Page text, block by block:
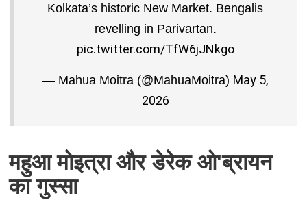
Kolkata’s historic New Market. Bengalis
revelling in Parivartan.
pic.twitter.com/TfW6jJNkgo
— Mahua Moitra (@MahuaMoitra) May 5,
2026
महुआ मोइत्रा और डेरेक ओ'ब्रायन
का गुस्‍सा